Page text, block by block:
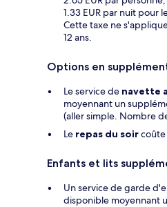
1.33 EUR par nuit pour
Cette taxe ne
12 ans.
Options en
Le service de navette
moyennant un
(aller simple. Nombre
Le repas du soircoûte
Enfants et lits
Un service de garde
disponible moyennant